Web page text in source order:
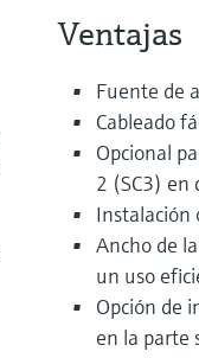
Ventajas
Fuente de
Cableado
Opcional
2 (SC3) en
Instalación
Ancho de
un uso
Opción de
en la parte